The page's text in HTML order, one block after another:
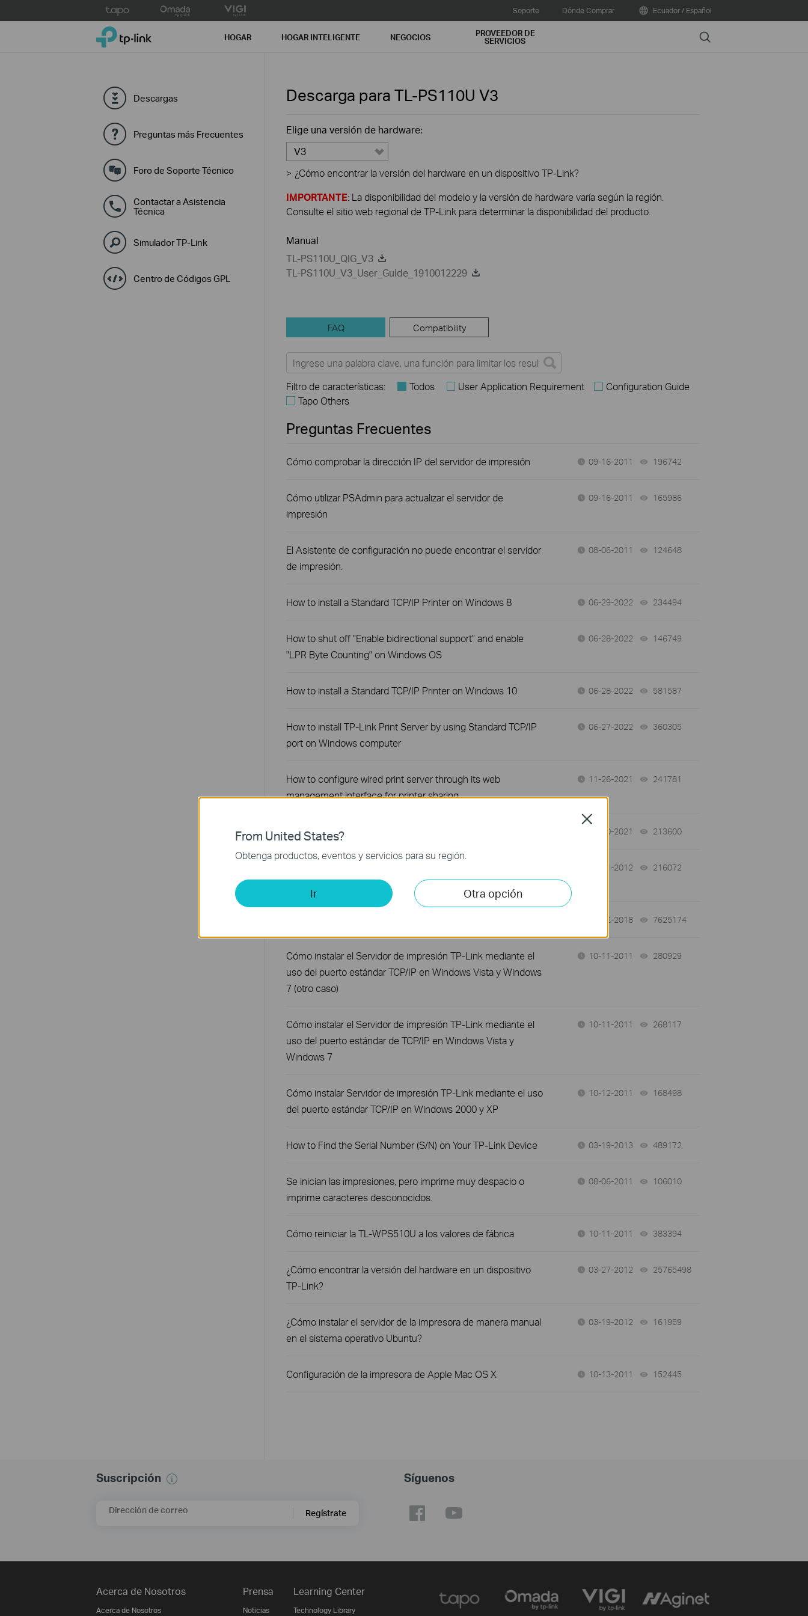
to
Soporte Dónde Comprar Ecuador / Español
TP-Link, Reliably Smart HOGAR HOGAR INTELIGENTE NEGOCIOS PROVEEDOR DE
SERVICIOS Search
Descargas
Preguntas más Frecuentes
Foro de Soporte Técnico
Contactar a Asistencia
Técnica
Simulador TP-Link
Centro de Códigos GPL
Descarga para TL-PS110U V3
Elige una versión de hardware:
V3
> ¿Cómo encontrar la versión del hardware en un dispositivo TP-Link?
IMPORTANTE: La disponibilidad del modelo y la versión de hardware varía según la región.
Consulte el sitio web regional de TP-Link para determinar la disponibilidad del producto.
Manual
TL-PS110U_QIG_V3
TL-PS110U_V3_User_Guide_1910012229
FAQ Compatibility
Filtro de características: Todos User Application Requirement
Configuration Guide
Tapo Others
Preguntas Frecuentes
Cómo comprobar la dirección IP del servidor de impresión 09-16-2011 196742
Cómo utilizar PSAdmin para actualizar el servidor de
impresión
09-16-2011 165986
El Asistente de configuración no puede encontrar el servidor
de impresión.
08-06-2011 124648
How to install a Standard TCP/IP Printer on Windows 8 06-29-2022 234494
How to shut off "Enable bidirectional support" and enable
"LPR Byte Counting" on Windows OS
06-28-2022 146749
How to install a Standard TCP/IP Printer on Windows 10 06-28-2022 581587
How to install TP-Link Print Server by using Standard TCP/IP
port on Windows computer
06-27-2022 360305
How to configure wired print server through its web
management interface for printer sharing
11-26-2021 241781
Why my print server does not work properly? 06-10-2021 213600
en el sistema operativo MAC?
03-21-2012 216072
01-12-2018 7625174
Cómo instalar el Servidor de impresión TP-Link mediante el
uso del puerto estándar TCP/IP en Windows Vista y Windows
7 (otro caso)
10-11-2011 280929
Cómo instalar el Servidor de impresión TP-Link mediante el
uso del puerto estándar de TCP/IP en Windows Vista y
Windows 7
10-11-2011 268117
Cómo instalar Servidor de impresión TP-Link mediante el uso
del puerto estándar TCP/IP en Windows 2000 y XP
10-12-2011 168498
How to Find the Serial Number (S/N) on Your TP-Link Device 03-19-2013 489172
Se inician las impresiones, pero imprime muy despacio o
imprime caracteres desconocidos.
08-06-2011 106010
Cómo reiniciar la TL-WPS510U a los valores de fábrica 10-11-2011 383394
¿Cómo encontrar la versión del hardware en un dispositivo
TP-Link?
03-27-2012 25765498
¿Cómo instalar el servidor de la impresora de manera manual
en el sistema operativo Ubuntu?
03-19-2012 161959
Configuración de la impresora de Apple Mac OS X 10-13-2011 152445
Suscripción
Dirección de correo Regístrate
Síguenos
Acerca de Nosotros
Acerca de Nosotros
Prensa
Noticias
Learning Center
Technology Library
From United States?
Obtenga productos, eventos y servicios para su región.
Ir Otra opción
Close